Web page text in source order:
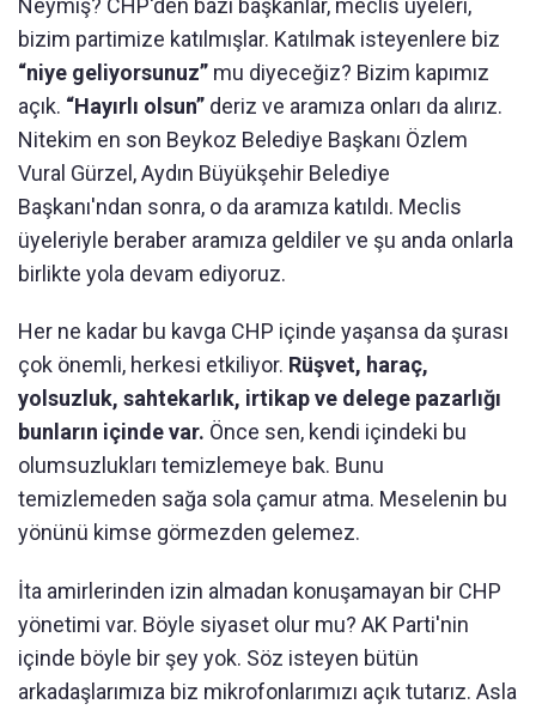
Neymiş? CHP'den bazı başkanlar, meclis üyeleri,
bizim partimize katılmışlar. Katılmak isteyenlere biz
“niye geliyorsunuz” mu diyeceğiz? Bizim kapımız
açık. “Hayırlı olsun” deriz ve aramıza onları da alırız.
Nitekim en son Beykoz Belediye Başkanı Özlem
Vural Gürzel, Aydın Büyükşehir Belediye
Başkanı'ndan sonra, o da aramıza katıldı. Meclis
üyeleriyle beraber aramıza geldiler ve şu anda onlarla
birlikte yola devam ediyoruz.
Her ne kadar bu kavga CHP içinde yaşansa da şurası
çok önemli, herkesi etkiliyor. Rüşvet, haraç,
yolsuzluk, sahtekarlık, irtikap ve delege pazarlığı
bunların içinde var. Önce sen, kendi içindeki bu
olumsuzlukları temizlemeye bak. Bunu
temizlemeden sağa sola çamur atma. Meselenin bu
yönünü kimse görmezden gelemez.
İta amirlerinden izin almadan konuşamayan bir CHP
yönetimi var. Böyle siyaset olur mu? AK Parti'nin
içinde böyle bir şey yok. Söz isteyen bütün
arkadaşlarımıza biz mikrofonlarımızı açık tutarız. Asla